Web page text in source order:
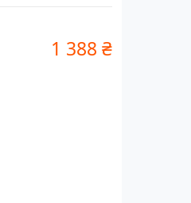
1 388 ₴